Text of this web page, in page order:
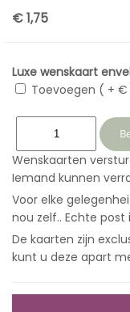
€ 1,75
Luxe wenskaart
Toevoegen ( + €
Wenskaarten
Iemand kunnen
Voor elke
nou zelf.. Echte
De kaarten zijn
kunt u deze apart